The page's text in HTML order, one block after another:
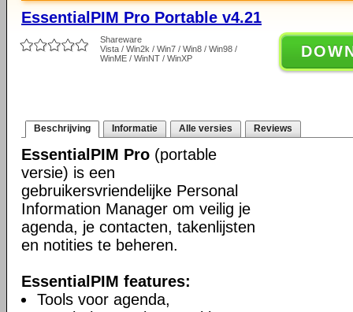
EssentialPIM Pro Portable v4.21
Shareware
Vista / Win2k / Win7 / Win8 / Win98 /
WinME / WinNT / WinXP
Beschrijving Informatie Alle versies Reviews
EssentialPIM Pro (portable
versie) is een
gebruikersvriendelijke Personal
Information Manager om veilig je
agenda, je contacten, takenlijsten
en notities te beheren.
EssentialPIM features:
Tools voor agenda,